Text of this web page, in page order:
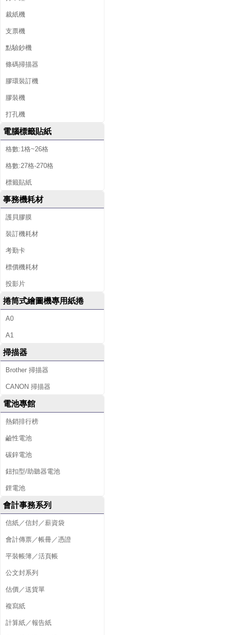
裁紙機
支票機
點驗鈔機
條碼掃描器
膠環裝訂機
膠裝機
打孔機
電腦標籤貼紙
格數:1格~26格
格數:27格-270格
標籤貼紙
事務機耗材
護貝膠膜
裝訂機耗材
考勤卡
標價機耗材
投影片
捲筒式繪圖機專用紙捲
A0
A1
掃描器
Brother 掃描器
CANON 掃描器
電池專館
熱銷排行榜
鹼性電池
碳鋅電池
鈕扣型/助聽器電池
鋰電池
會計事務系列
信紙／信封／薪資袋
會計傳票／帳冊／憑證
平裝帳簿／活頁帳
公文封系列
估價／送貨單
複寫紙
計算紙／報告紙